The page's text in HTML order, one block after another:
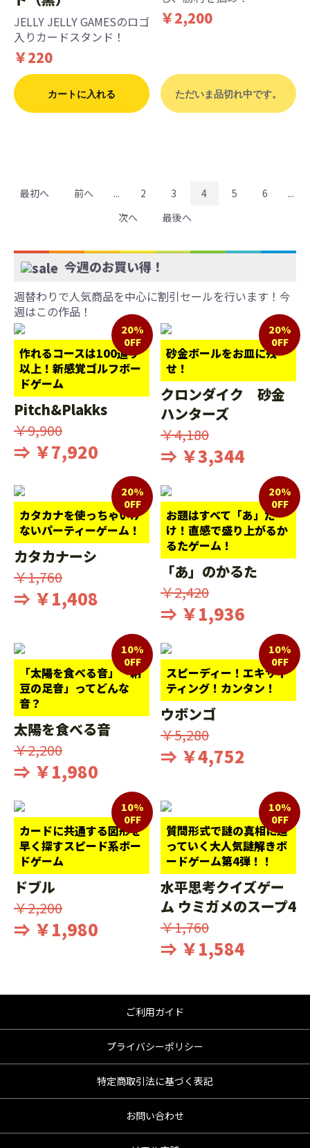
JELLY JELLY GAMESのロゴ
入りカードスタンド！
￥220
カートに入れる
￥2,200
ただいま品切れ中です。
最初へ 前へ ... 2 3 4 5 6
...
次へ
最後へ
今週のお買い得！
週替わりで人気商品を中心に割引セールを行います！今
週はこの作品！
作れるコースは100通り
以上！新感覚ゴルフボー
ドゲーム
20%
0FF
Pitch&Plakks
￥9,900
⇒ ￥7,920
砂金ボールをお皿に残
せ！
20%
0FF
クロンダイク 砂金
ハンターズ
￥4,180
⇒ ￥3,344
カタカナを使っちゃいけ
ないパーティーゲーム！
20%
0FF
カタカナーシ
￥1,760
⇒ ￥1,408
お題はすべて「あ」だ
け！直感で盛り上がるか
るたゲーム！
20%
0FF
「あ」のかるた
￥2,420
⇒ ￥1,936
「太陽を食べる音」「納
豆の足音」ってどんな
音？
10%
0FF
太陽を食べる音
￥2,200
⇒ ￥1,980
スピーディー！エキサイ
ティング！カンタン！
10%
0FF
ウボンゴ
￥5,280
⇒ ￥4,752
カードに共通する図形を
早く探すスピード系ボー
ドゲーム
10%
0FF
ドブル
￥2,200
⇒ ￥1,980
質問形式で謎の真相に迫
っていく大人気謎解きボ
ードゲーム第4弾！！
10%
0FF
水平思考クイズゲー
ム ウミガメのスープ4
￥1,760
⇒ ￥1,584
ご利用ガイド
プライバシーポリシー
特定商取引法に基づく表記
お問い合わせ